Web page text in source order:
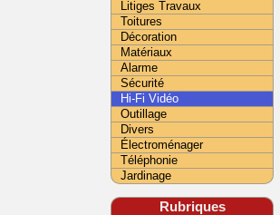
Litiges Travaux
Toitures
Décoration
Matériaux
Alarme
Sécurité
Hi-Fi Vidéo
Outillage
Divers
Électroménager
Téléphonie
Jardinage
Rubriques